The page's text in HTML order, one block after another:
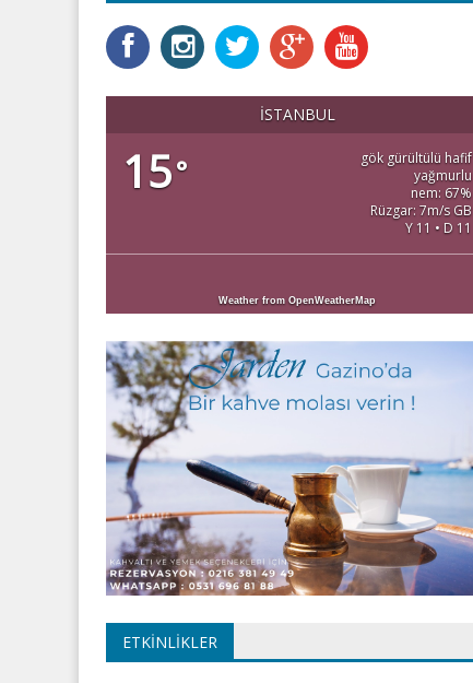
İSTANBUL
15°
gök gürültülü hafif
yağmurlu
nem: 67%
Rüzgar: 7m/s GB
Y 11 • D 11
Weather from OpenWeatherMap
ETKINLIKLER